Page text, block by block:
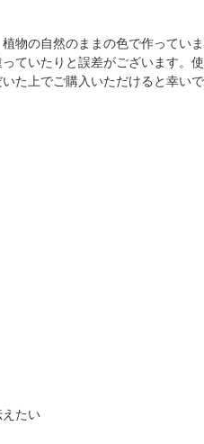
物の自然のままの色で作っていま
ていたりと誤差がございます。使
た上でご購入いただけると幸いで
えたい